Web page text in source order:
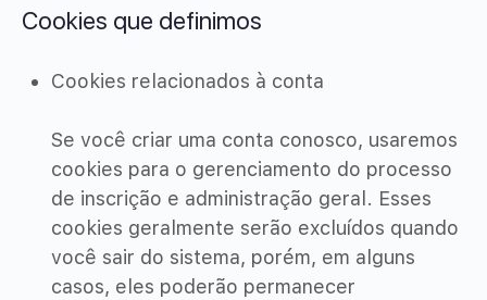
Cookies que definimos
Cookies relacionados à conta
Se você criar uma conta conosco, usaremos
cookies para o gerenciamento do processo
de inscrição e administração geral. Esses
cookies geralmente serão excluídos quando
você sair do sistema, porém, em alguns
casos, eles poderão permanecer